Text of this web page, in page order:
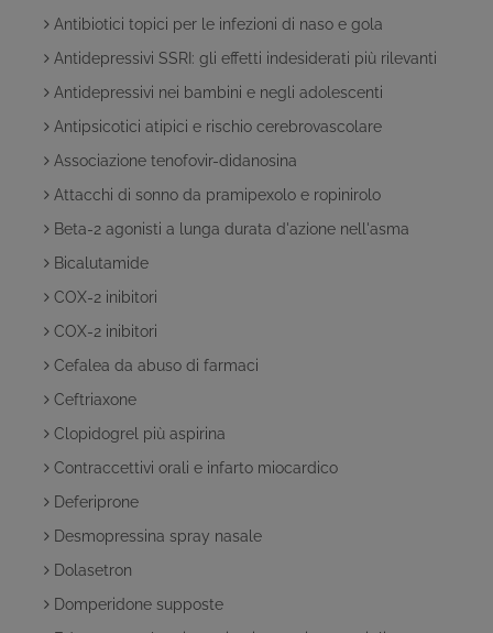
Antibiotici topici per le infezioni di naso e gola
Antidepressivi SSRI: gli effetti indesiderati più rilevanti
Antidepressivi nei bambini e negli adolescenti
Antipsicotici atipici e rischio cerebrovascolare
Associazione tenofovir-didanosina
Attacchi di sonno da pramipexolo e ropinirolo
Beta-2 agonisti a lunga durata d'azione nell'asma
Bicalutamide
COX-2 inibitori
COX-2 inibitori
Cefalea da abuso di farmaci
Ceftriaxone
Clopidogrel più aspirina
Contraccettivi orali e infarto miocardico
Deferiprone
Desmopressina spray nasale
Dolasetron
Domperidone supposte